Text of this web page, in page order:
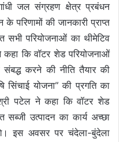
जल संग्रहण क्षेत्र प्रबंधन
परिणामों की जानकारी प्राप्त
परियोजनाओं का थीमेटिव
कि वॉटर शेड परियोजनाओं
करने की नीति तैयार की
सिंचाई योजना” की प्रगति का
पटेल ने कहा कि वॉटर शेड
उत्पादन का कार्य अच्छा
इस अवसर पर चंदेला-बुंदेला